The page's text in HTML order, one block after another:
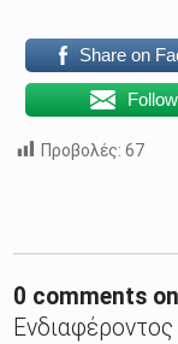
Share on
Προβολές: 67
0 comments